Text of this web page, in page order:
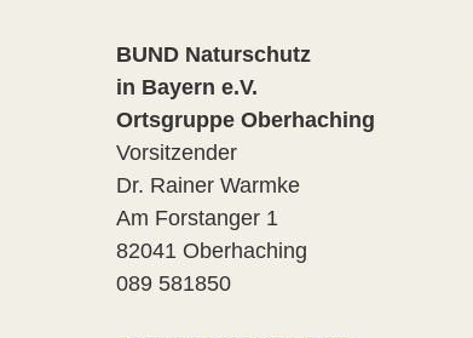
BUND Naturschutz
in Bayern e.V.
Ortsgruppe Oberhaching
Vorsitzender
Dr. Rainer Warmke
Am Forstanger 1
82041 Oberhaching
089 581850